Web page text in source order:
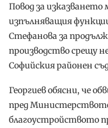
Повод за изказването
изпълняващия
Стефанова за
производство срещу
Софийския районен
Георгиев обясни, че
пред
благоустройството